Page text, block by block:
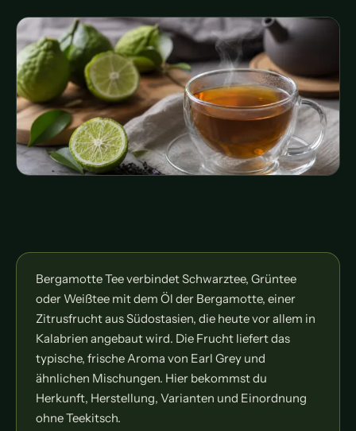
Bergamotte Tee verbindet Schwarztee, Grüntee
oder Weißtee mit dem Öl der Bergamotte, einer
Zitrusfrucht aus Südostasien, die heute vor allem in
Kalabrien angebaut wird. Die Frucht liefert das
typische, frische Aroma von Earl Grey und
ähnlichen Mischungen. Hier bekommst du
Herkunft, Herstellung, Varianten und Einordnung
ohne Teekitsch.